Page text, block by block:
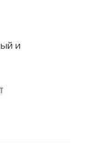
и